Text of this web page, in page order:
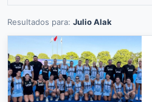
Resultados para: Julio Alak